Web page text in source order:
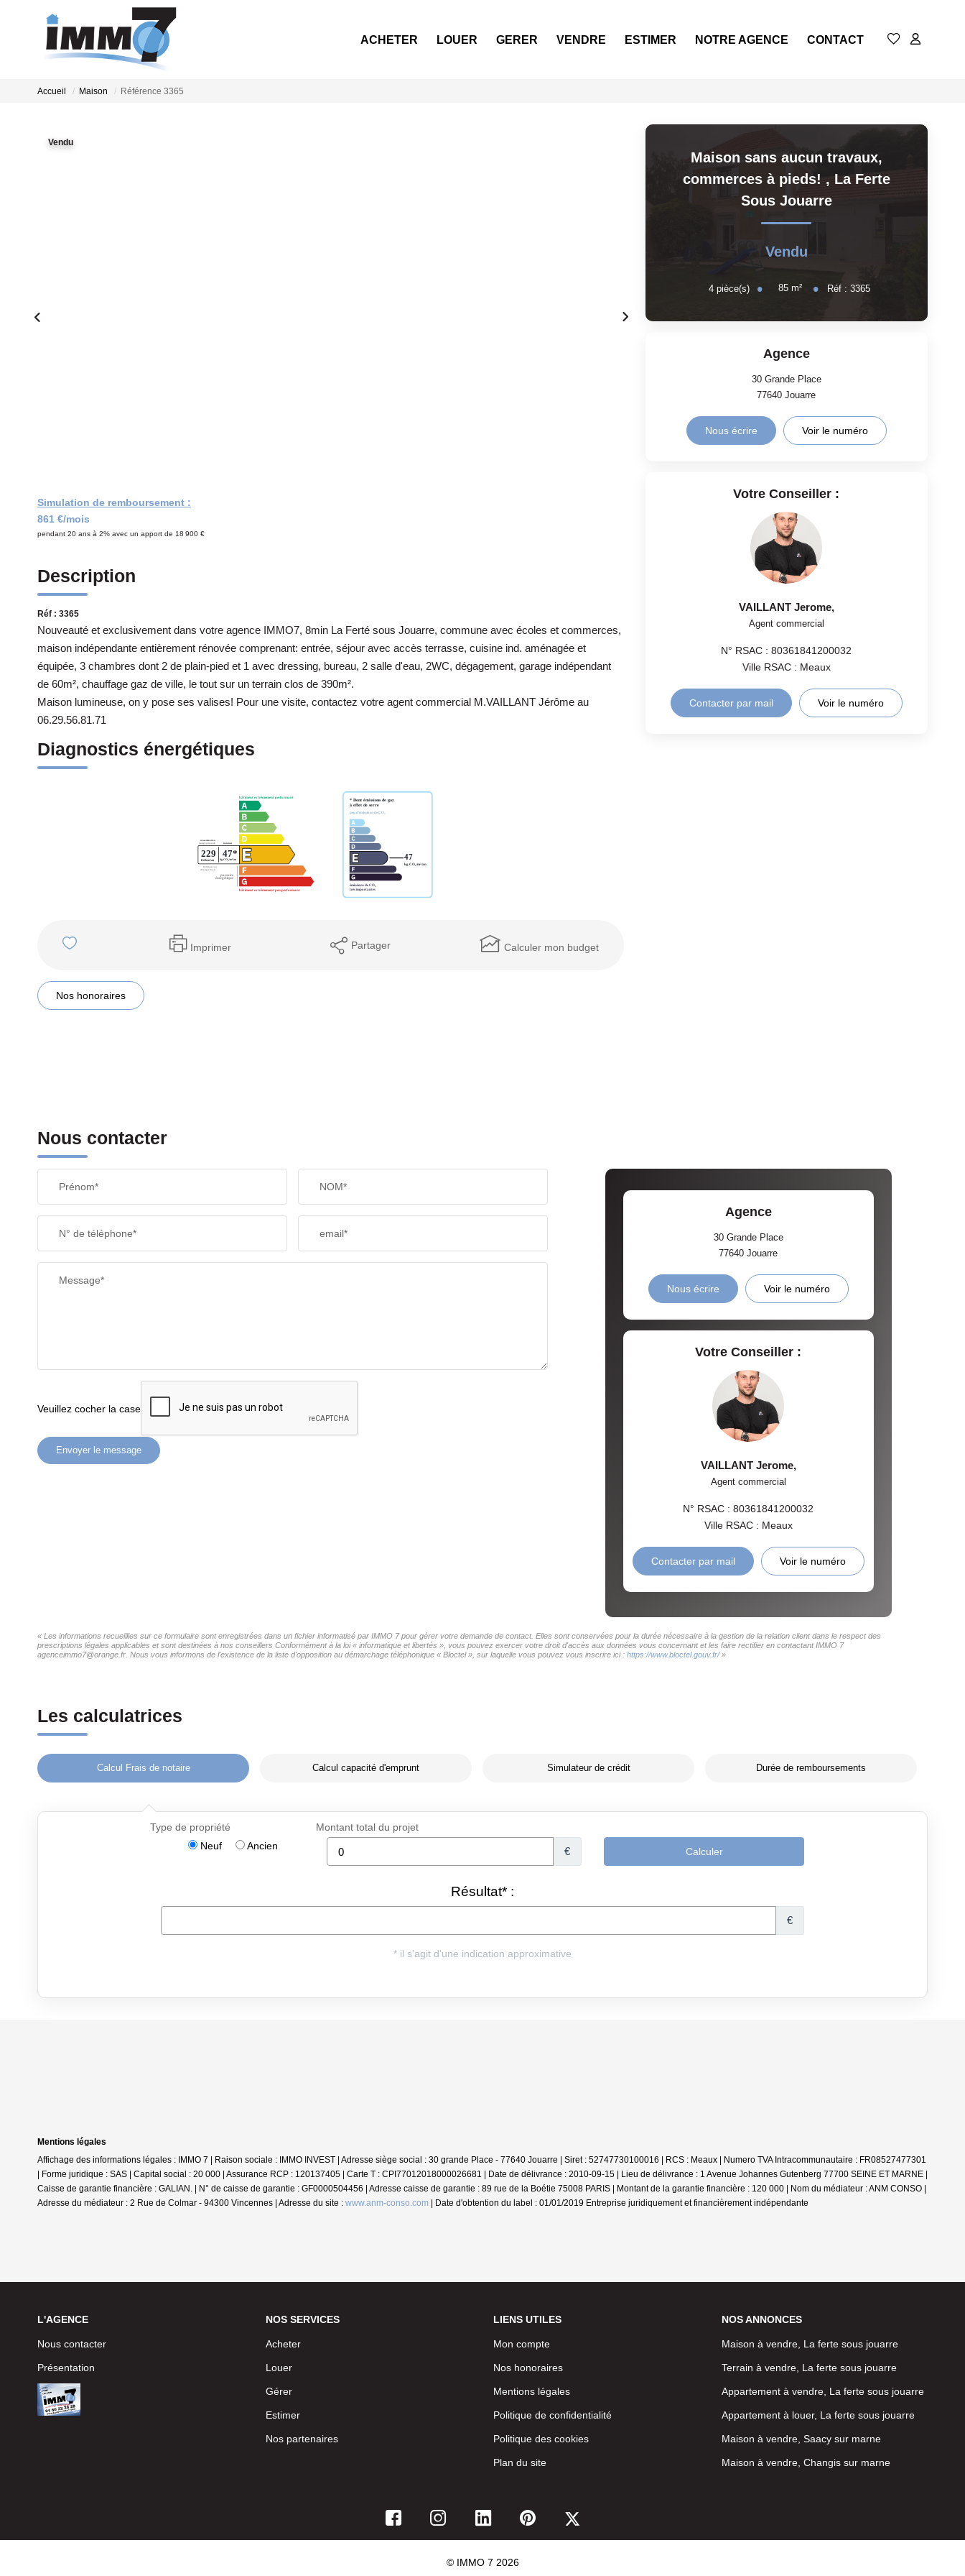
ACHETER LOUER GERER VENDRE ESTIMER NOTRE AGENCE CONTACT
Accueil Maison Référence 3365
Vendu
Simulation de remboursement :
861 €/mois
pendant 20 ans à 2% avec un apport de 18 900 €
Description
Réf : 3365
Nouveauté et exclusivement dans votre agence IMMO7, 8min La Ferté sous Jouarre, commune avec écoles et commerces,
maison indépendante entièrement rénovée comprenant: entrée, séjour avec accès terrasse, cuisine ind. aménagée et
équipée, 3 chambres dont 2 de plain-pied et 1 avec dressing, bureau, 2 salle d'eau, 2WC, dégagement, garage indépendant
de 60m², chauffage gaz de ville, le tout sur un terrain clos de 390m².
Maison lumineuse, on y pose ses valises! Pour une visite, contactez votre agent commercial M.VAILLANT Jérôme au
06.29.56.81.71
Diagnostics énergétiques
Imprimer Partager Calculer mon budget
Nos honoraires
Maison sans aucun travaux,
commerces à pieds! , La Ferte
Sous Jouarre
Vendu
4 pièce(s) 85 m² Réf : 3365
Agence
30 Grande Place
77640Jouarre
Nous écrire Voir le numéro
Votre Conseiller :
VAILLANT Jerome,
Agent commercial
N° RSAC : 80361841200032
Ville RSAC : Meaux
Contacter par mail Voir le numéro
Nous contacter
Prénom* NOM*
N° de téléphone* email*
Message*
Veuillez cocher la case
Envoyer le message
Agence
30 Grande Place
77640Jouarre
Nous écrire Voir le numéro
Votre Conseiller :
VAILLANT Jerome,
Agent commercial
N° RSAC : 80361841200032
Ville RSAC : Meaux
Contacter par mail Voir le numéro
« Les informations recueillies sur ce formulaire sont enregistrées dans un fichier informatisé par IMMO 7 pour gérer votre demande de contact. Elles sont conservées pour la durée nécessaire à la gestion de la relation client dans le respect des
prescriptions légales applicables et sont destinées à nos conseillers Conformément à la loi « informatique et libertés », vous pouvez exercer votre droit d'accès aux données vous concernant et les faire rectifier en contactant IMMO 7
agenceimmo7@orange.fr. Nous vous informons de l'existence de la liste d'opposition au démarchage téléphonique « Bloctel », sur laquelle vous pouvez vous inscrire ici : https://www.bloctel.gouv.fr/»
Les calculatrices
Calcul Frais de notaire Calcul capacité d'emprunt Simulateur de crédit Durée de remboursements
Mentions légales
Affichage des informations légales : IMMO 7 | Raison sociale : IMMO INVEST | Adresse siège social : 30 grande Place - 77640 Jouarre | Siret : 52747730100016 | RCS : Meaux | Numero TVA Intracommunautaire : FR08527477301
| Forme juridique : SAS | Capital social : 20 000 | Assurance RCP : 120137405 | Carte T : CPI77012018000026681 | Date de délivrance : 2010-09-15 | Lieu de délivrance : 1 Avenue Johannes Gutenberg 77700 SEINE ET MARNE |
Caisse de garantie financière : GALIAN. | N° de caisse de garantie : GF0000504456 | Adresse caisse de garantie : 89 rue de la Boétie 75008 PARIS | Montant de la garantie financière : 120 000 | Nom du médiateur : ANM CONSO |
Adresse du médiateur : 2 Rue de Colmar - 94300 Vincennes | Adresse du site : www.anm-conso.com | Date d'obtention du label : 01/01/2019 Entreprise juridiquement et financièrement indépendante
L'AGENCE
Nous contacter
Présentation
NOS SERVICES
Acheter
Louer
Gérer
Estimer
Nos partenaires
LIENS UTILES
Mon compte
Nos honoraires
Mentions légales
Politique de confidentialité
Politique des cookies
Plan du site
NOS ANNONCES
Maison à vendre, La ferte sous jouarre
Terrain à vendre, La ferte sous jouarre
Appartement à vendre, La ferte sous jouarre
Appartement à louer, La ferte sous jouarre
Maison à vendre, Saacy sur marne
Maison à vendre, Changis sur marne
© IMMO 7 2026